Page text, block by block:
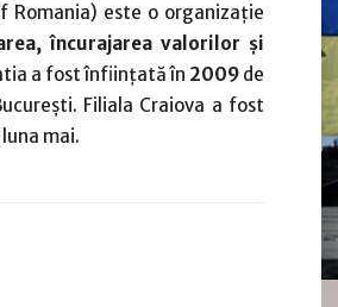
Romania) este o organizaţie
încurajarea valorilor şi
a fost înfiinţată în 2009 de
Filiala Craiova a fost
mai.